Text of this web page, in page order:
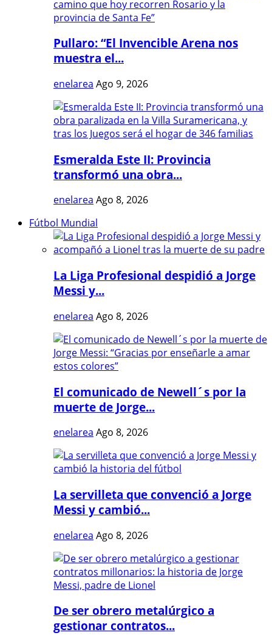
Pullaro: “El Invencible Arena nos
muestra el...
enelarea Ago 9, 2026
Esmeralda Este II: Provincia
transformó una obra...
enelarea Ago 8, 2026
Fútbol Mundial
La Liga Profesional despidió a Jorge
Messi y...
enelarea Ago 8, 2026
El comunicado de Newell´s por la
muerte de Jorge...
enelarea Ago 8, 2026
La servilleta que convenció a Jorge
Messi y cambió...
enelarea Ago 8, 2026
De ser obrero metalúrgico a
gestionar contratos...